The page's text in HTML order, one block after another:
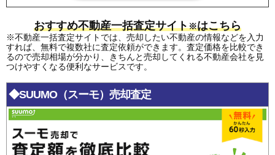
おすすめ不動産一括査定サイト※はこちら
※不動産一括査定サイトでは、売却したい不動産の情報などを入力
すれば、無料で複数社に査定依頼ができます。査定価格を比較でき
るので売却相場が分かり、きちんと売却してくれる不動産会社を見
つけやすくなる便利なサービスです。
◆SUUMO（スーモ）売却査定